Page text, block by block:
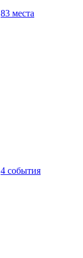
83 места
4 события